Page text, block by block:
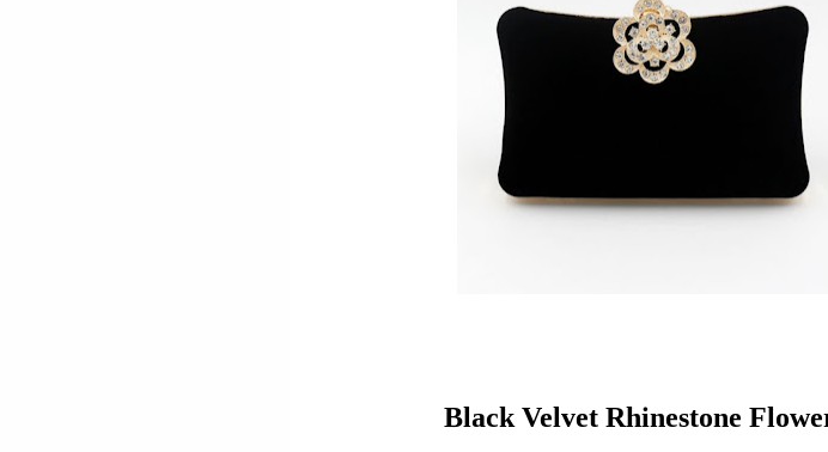
Black Velvet Rhinestone